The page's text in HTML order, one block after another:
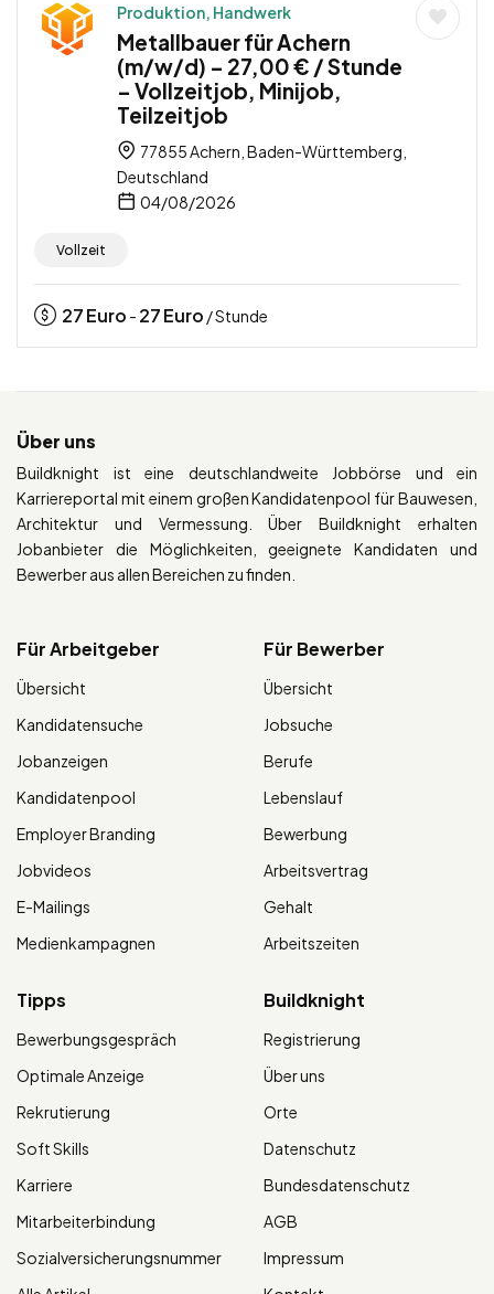
Produktion, Handwerk
Metallbauer für Achern
(m/w/d) – 27,00 € / Stunde
– Vollzeitjob, Minijob,
Teilzeitjob
77855 Achern, Baden-Württemberg,
Deutschland
04/08/2026
Vollzeit
27Euro - 27Euro / Stunde
Über uns
Buildknight ist eine deutschlandweite Jobbörse und ein
Karriereportal mit einem großen Kandidatenpool für Bauwesen,
Architektur und Vermessung. Über Buildknight erhalten
Jobanbieter die Möglichkeiten, geeignete Kandidaten und
Bewerber aus allen Bereichen zu finden.
Für Arbeitgeber
Übersicht
Kandidatensuche
Jobanzeigen
Kandidatenpool
Employer Branding
Jobvideos
E-Mailings
Medienkampagnen
Für Bewerber
Übersicht
Jobsuche
Berufe
Lebenslauf
Bewerbung
Arbeitsvertrag
Gehalt
Arbeitszeiten
Tipps
Bewerbungsgespräch
Optimale Anzeige
Rekrutierung
Soft Skills
Karriere
Mitarbeiterbindung
Sozialversicherungsnummer
Buildknight
Registrierung
Über uns
Orte
Datenschutz
Bundesdatenschutz
AGB
Impressum